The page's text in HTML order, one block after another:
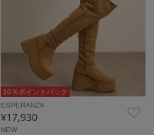
10％ポイントバック
ESPERANZA
¥17,930
NEW